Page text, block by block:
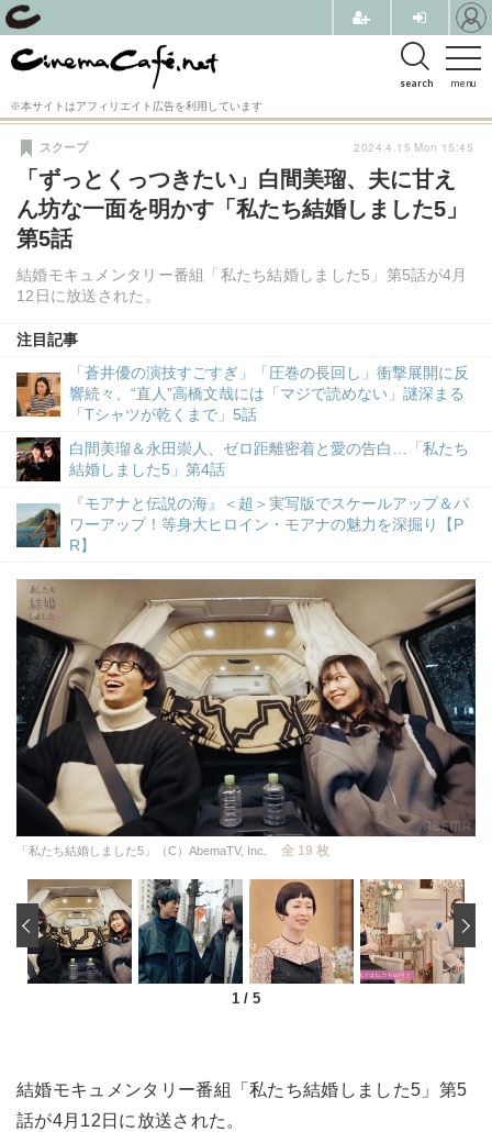
menu
search
※本サイトはアフィリエイト広告を利用しています
「ずっとくっつきたい」白間美瑠、夫に甘え
ん坊な一面を明かす「私たち結婚しました5」
第5話
結婚モキュメンタリー番組「私たち結婚しました5」第5話が4月
12日に放送された。
スクープ
注目記事
「蒼井優の演技すごすぎ」「圧巻の長回し」衝撃展開に反
響続々、“直人”高橋文哉には「マジで読めない」謎深まる
「Tシャツが乾くまで」5話
白間美瑠＆永田崇人、ゼロ距離密着と愛の告白…「私たち
結婚しました5」第4話
『モアナと伝説の海』＜超＞実写版でスケールアップ＆パ
ワーアップ！等身大ヒロイン・モアナの魅力を深掘り【P
R】
2024.4.15 Mon 15:45
「私たち結婚しました5」（C）AbemaTV, Inc. 全 19 枚
1 / 5
‹
結婚モキュメンタリー番組「私たち結婚しました5」第5
話が4月12日に放送された。